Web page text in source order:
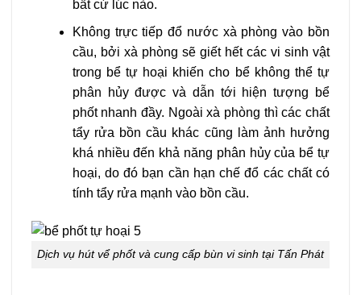
bất cứ lúc nào.
Không trực tiếp đổ nước xà phòng vào bồn
cầu, bởi xà phòng sẽ giết hết các vi sinh vật
trong bể tự hoại khiến cho bể không thể tự
phân hủy được và dẫn tới hiện tượng bể
phốt nhanh đầy. Ngoài xà phòng thì các chất
tẩy rửa bồn cầu khác cũng làm ảnh hưởng
khá nhiều đến khả năng phân hủy của bể tự
hoại, do đó bạn cần hạn chế đổ các chất có
tính tẩy rửa mạnh vào bồn cầu.
Dịch vụ hút vể phốt và cung cấp bùn vi sinh tại Tấn Phát